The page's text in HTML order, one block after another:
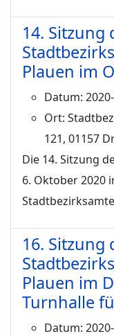
14. Sitzung
Plauen im
Datum:
Ort:
121, 01157
Die 14. Sitzung
6. Oktober 2020
16. Sitzung
Plauen im
Turnhalle
Datum: